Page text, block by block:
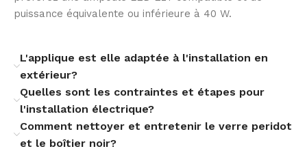
Garantie et tranquillité d’esprit
exigences européennes, cette applique est pensée
pour durer et rassurer. Le service après-vente et les
certifications connexes assurent une installation fiable
et une utilisation sereine, tant pour les projets
résidentiels que collectifs.
puissance équivalente ou inférieure à 40 W.
L'applique est elle adaptée à l'installation en
extérieur?
Quelles sont les contraintes et étapes pour
l'installation électrique?
Comment nettoyer et entretenir le verre peridot
et le boîtier noir?